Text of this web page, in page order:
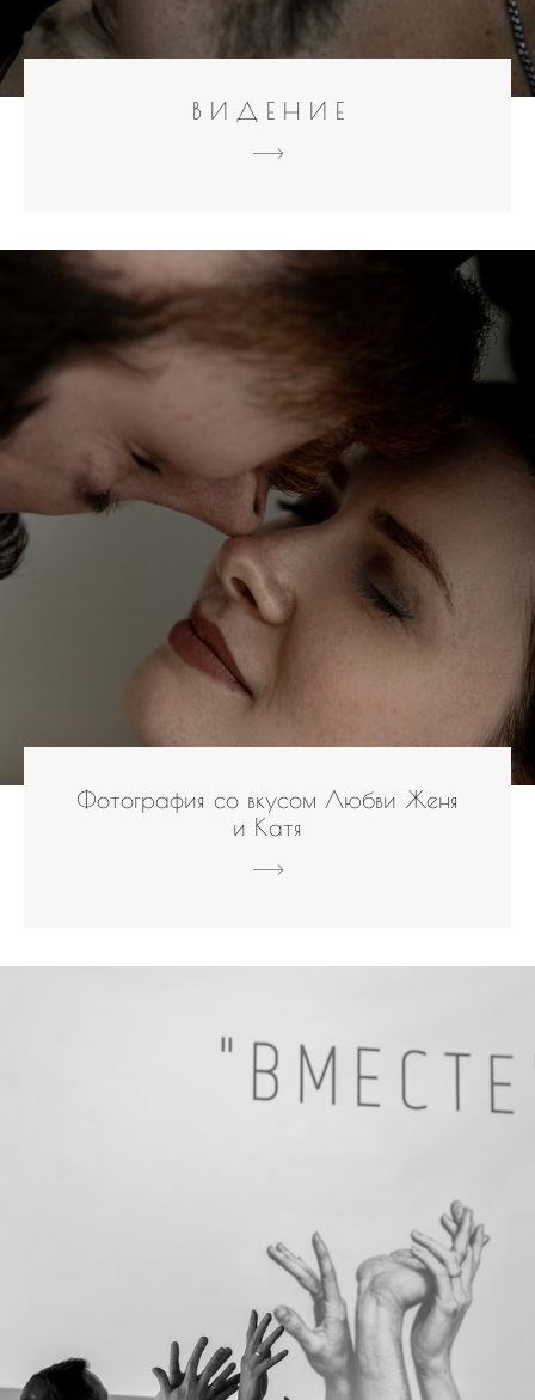
В И Д Е Н И Е
Фотография со вкусом Любви Женя
и Катя